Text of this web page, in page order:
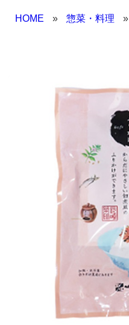
HOME » 惣菜・料理 »